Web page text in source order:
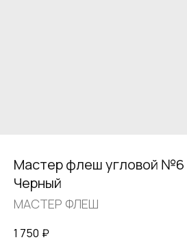
Мастер флеш угловой
Черный
МАСТЕР ФЛЕШ
1 750 ₽